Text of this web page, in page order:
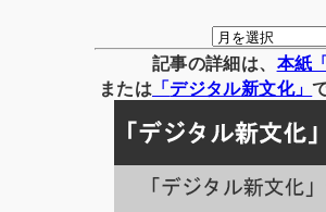
月
別
の
事
一
覧
記事の詳細は、 本紙
または 「デジタル新文化」